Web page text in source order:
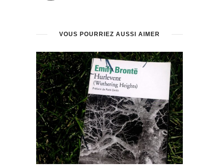
VOUS POURRIEZ AUSSI AIMER